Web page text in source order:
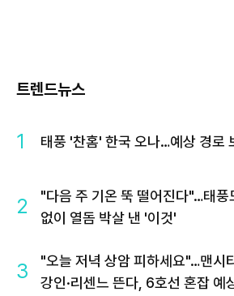
트렌드뉴스
1 태풍 '찬홈' 한국 오나…예상 경로
2
"다음 주 기온 뚝 떨어진다"…태풍
없이 열돔 박살 낸 '이것'
3
"오늘 저녁 상암 피하세요"…맨시
강인·리센느 뜬다, 6호선 혼잡 예